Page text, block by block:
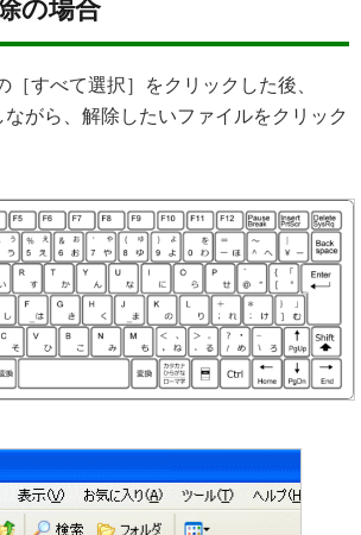
の場合
［すべて選択］をクリックした後、
ながら、解除したいファイルをクリック